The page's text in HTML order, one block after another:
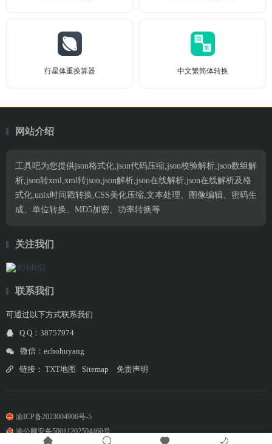
行星体重换算器 中文繁简体转换
网站介绍
工具吧为您提供json格式化,json代码压缩,json校验解析,json数组解
析,json转xml,xml转json,json解析,json在线解析,json在线解析及格
式化,unix时间戳转换,CSS美化压缩,文本处理、图像编辑、密码生
成、单位转换、MD5加密、功率转换等
关注我们
联系我们
可通过以下方式联系我们
Q Q：38757974
微信：echohuyang
链接： TXT地图 Sitemap 免责声明
渝ICP备2023004906号-5
渝公网安备50011202504460号